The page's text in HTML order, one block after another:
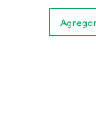
Agregar